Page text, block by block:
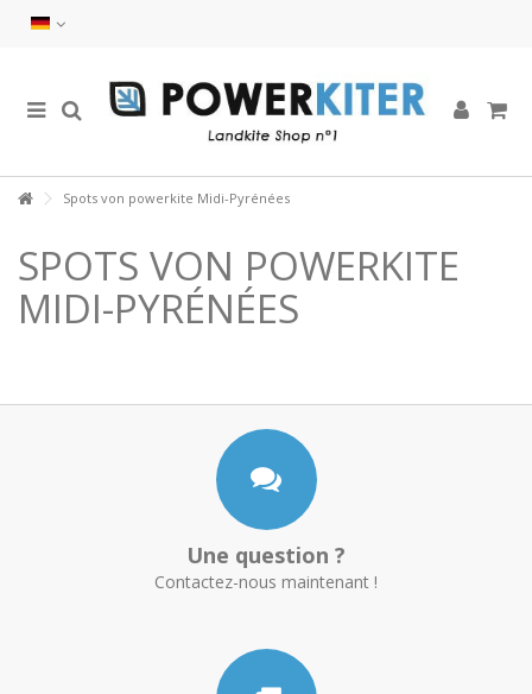
Spots von powerkite Midi-Pyrénées
SPOTS VON POWERKITE
MIDI-PYRÉNÉES
Une question ?
Contactez-nous maintenant !